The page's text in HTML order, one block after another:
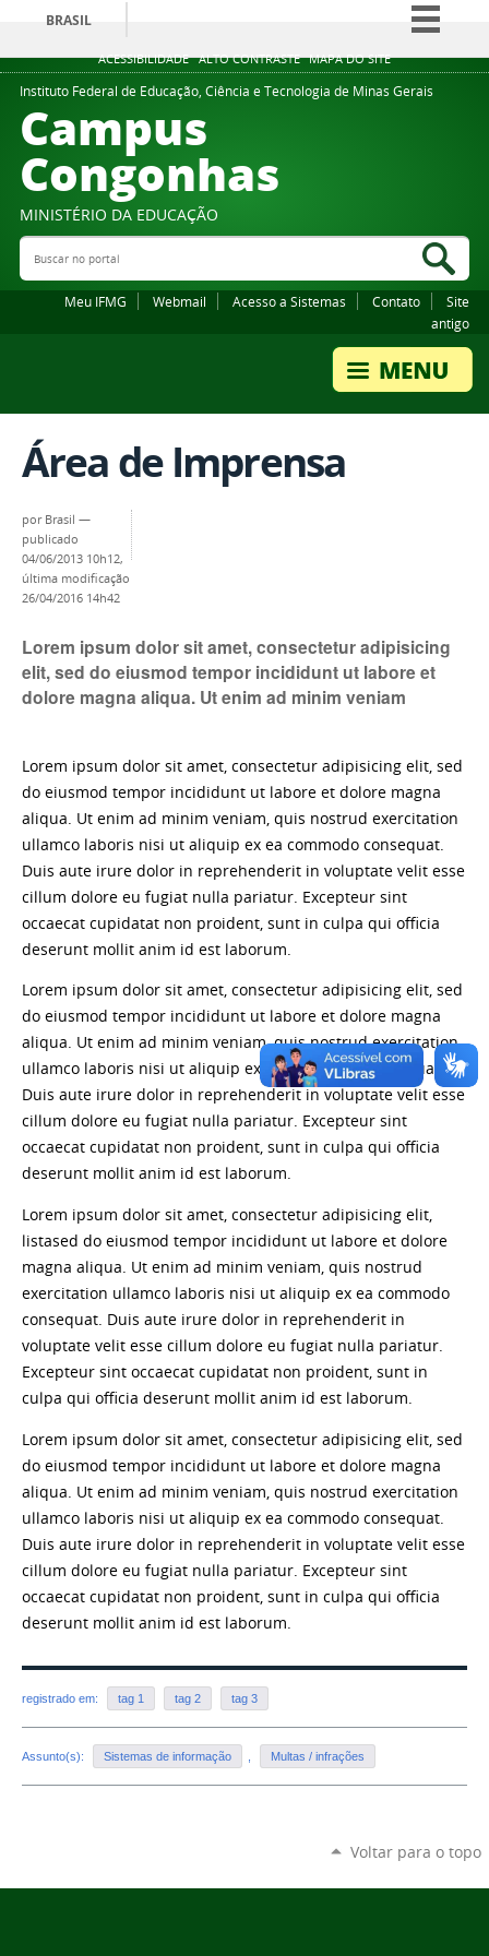
ACESSIBILIDADE ALTO CONTRASTE MAPA DO SITE
BRASIL
Simplifique!
Comunica BR
Instituto Federal de Educação, Ciência e Tecnologia de Minas Gerais
Campus
Congonhas
MINISTÉRIO DA EDUCAÇÃO
Buscar no portal
Meu IFMG Webmail Acesso a Sistemas Contato
Site
antigo
Área de Imprensa
por Brasil —
publicado
04/06/2013 10h12,
última modificação
26/04/2016 14h42
Lorem ipsum dolor sit amet, consectetur adipisicing
elit, sed do eiusmod tempor incididunt ut labore et
dolore magna aliqua. Ut enim ad minim veniam
Lorem ipsum dolor sit amet, consectetur adipisicing elit, sed
do eiusmod tempor incididunt ut labore et dolore magna
aliqua. Ut enim ad minim veniam, quis nostrud exercitation
ullamco laboris nisi ut aliquip ex ea commodo consequat.
Duis aute irure dolor in reprehenderit in voluptate velit esse
cillum dolore eu fugiat nulla pariatur. Excepteur sint
occaecat cupidatat non proident, sunt in culpa qui officia
deserunt mollit anim id est laborum.
Lorem ipsum dolor sit amet, consectetur adipisicing elit, sed
do eiusmod tempor incididunt ut labore et dolore magna
aliqua. Ut enim ad minim veniam, quis nostrud exercitation
ullamco laboris nisi ut aliquip ex ea commodo consequat.
Duis aute irure dolor in reprehenderit in voluptate velit esse
cillum dolore eu fugiat nulla pariatur. Excepteur sint
occaecat cupidatat non proident, sunt in culpa qui officia
deserunt mollit anim id est laborum.
Lorem ipsum dolor sit amet, consectetur adipisicing elit,
listased do eiusmod tempor incididunt ut labore et dolore
magna aliqua. Ut enim ad minim veniam, quis nostrud
exercitation ullamco laboris nisi ut aliquip ex ea commodo
consequat. Duis aute irure dolor in reprehenderit in
voluptate velit esse cillum dolore eu fugiat nulla pariatur.
Excepteur sint occaecat cupidatat non proident, sunt in
culpa qui officia deserunt mollit anim id est laborum.
Lorem ipsum dolor sit amet, consectetur adipisicing elit, sed
do eiusmod tempor incididunt ut labore et dolore magna
aliqua. Ut enim ad minim veniam, quis nostrud exercitation
ullamco laboris nisi ut aliquip ex ea commodo consequat.
Duis aute irure dolor in reprehenderit in voluptate velit esse
cillum dolore eu fugiat nulla pariatur. Excepteur sint
occaecat cupidatat non proident, sunt in culpa qui officia
deserunt mollit anim id est laborum.
registrado em: tag 1 tag 2 tag 3
Assunto(s): Sistemas de informação Multas / infrações
Voltar para o topo